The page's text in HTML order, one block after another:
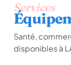
Services
Santé,
disponibles à